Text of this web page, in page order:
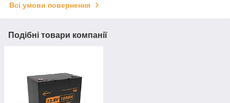
Всі умови повернення
Подібні товари компанії